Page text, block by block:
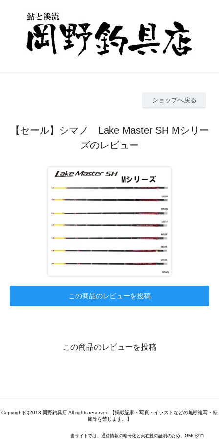
ショップへ戻る
【セール】シマノ Lake Master SH Mシリー
ズのレビュー
この商品のレビューを投稿
この商品のレビューを投稿
Copyright(C)2013 岡野釣具店.All rights reserved.【掲載記事・写真・イラストなどの無断複写・転
載等を禁じます。】
当サイトでは、通信情報の暗号化と実在性の証明のため、GMOグロ